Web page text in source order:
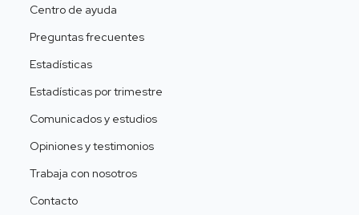
Centro de ayuda
Preguntas frecuentes
Estadísticas
Estadísticas por trimestre
Comunicados y estudios
Opiniones y testimonios
Trabaja con nosotros
Contacto